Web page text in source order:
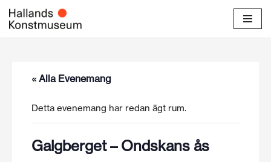
Hoppa
« Alla Evenemang
Detta evenemang har redan ägt rum.
Galgberget – Ondskans ås